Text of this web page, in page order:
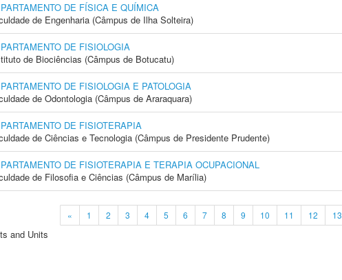
DE FÍSICA E QUÍMICA
de Engenharia (Câmpus de Ilha Solteira)
DE FISIOLOGIA
de Biociências (Câmpus de Botucatu)
DE FISIOLOGIA E PATOLOGIA
de Odontologia (Câmpus de Araraquara)
DE FISIOTERAPIA
de Ciências e Tecnologia (Câmpus de Presidente Prudente)
DE FISIOTERAPIA E TERAPIA OCUPACIONAL
de Filosofia e Ciências (Câmpus de Marília)
« 1 2 3 4 5 6 7 8 9 10 11 12 13
and Units